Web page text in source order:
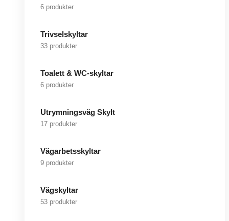
6 produkter
Trivselskyltar
33 produkter
Toalett & WC-skyltar
6 produkter
Utrymningsväg Skylt
17 produkter
Vägarbetsskyltar
9 produkter
Vägskyltar
53 produkter